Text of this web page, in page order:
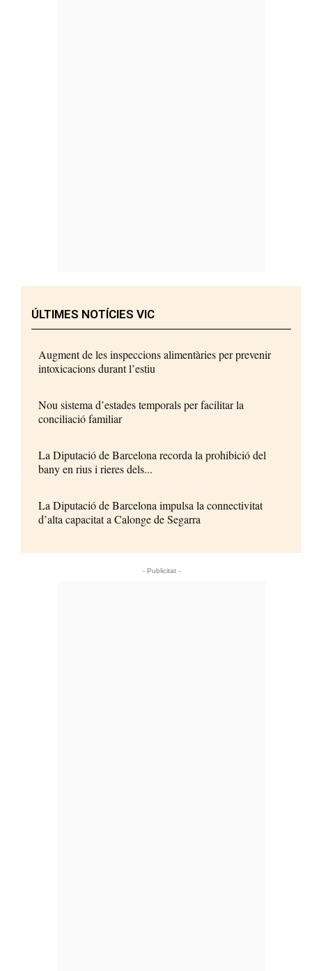
ÚLTIMES NOTÍCIES VIC
Augment de les inspeccions alimentàries per prevenir
intoxicacions durant l’estiu
Nou sistema d’estades temporals per facilitar la
conciliació familiar
La Diputació de Barcelona recorda la prohibició del
bany en rius i rieres dels...
La Diputació de Barcelona impulsa la connectivitat
d’alta capacitat a Calonge de Segarra
- Publicitat -